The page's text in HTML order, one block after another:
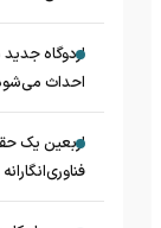
اردوگاه
احداث
اربعین یک